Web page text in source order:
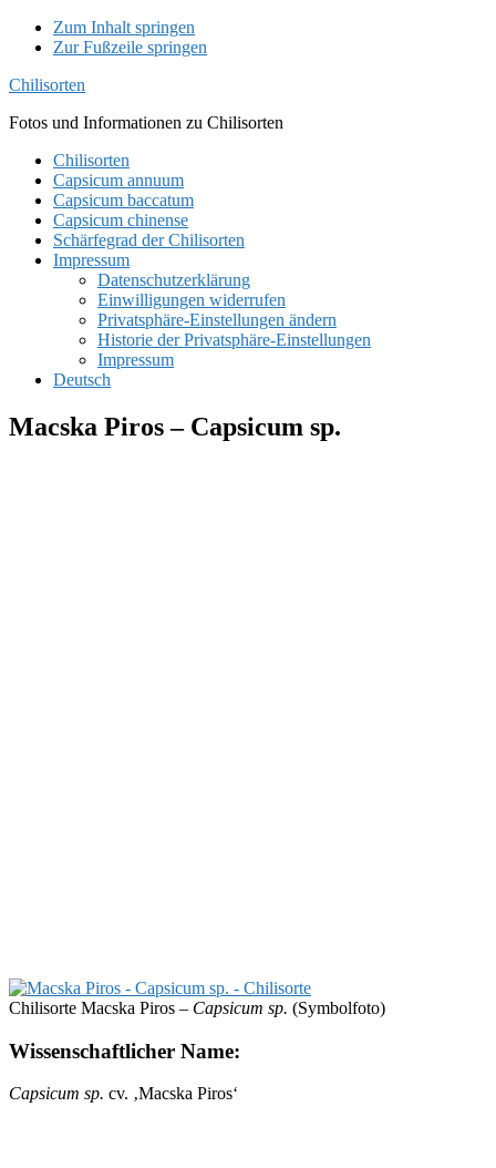
Zum Inhalt springen
Zur Fußzeile springen
Chilisorten
Fotos und Informationen zu Chilisorten
Chilisorten
Capsicum annuum
Capsicum baccatum
Capsicum chinense
Schärfegrad der Chilisorten
Impressum
Datenschutzerklärung
Einwilligungen widerrufen
Privatsphäre-Einstellungen ändern
Historie der Privatsphäre-Einstellungen
Impressum
Deutsch
Macska Piros – Capsicum sp.
Chilisorte Macska Piros – Capsicum sp. (Symbolfoto)
Wissenschaftlicher Name:
Capsicum sp. cv. ‚Macska Piros‘